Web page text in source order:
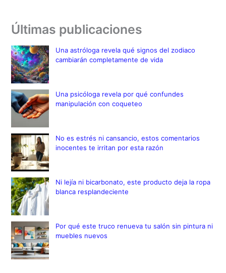
Últimas publicaciones
Una astróloga revela qué signos del zodiaco
cambiarán completamente de vida
Una psicóloga revela por qué confundes
manipulación con coqueteo
No es estrés ni cansancio, estos comentarios
inocentes te irritan por esta razón
Ni lejía ni bicarbonato, este producto deja la ropa
blanca resplandeciente
Por qué este truco renueva tu salón sin pintura ni
muebles nuevos